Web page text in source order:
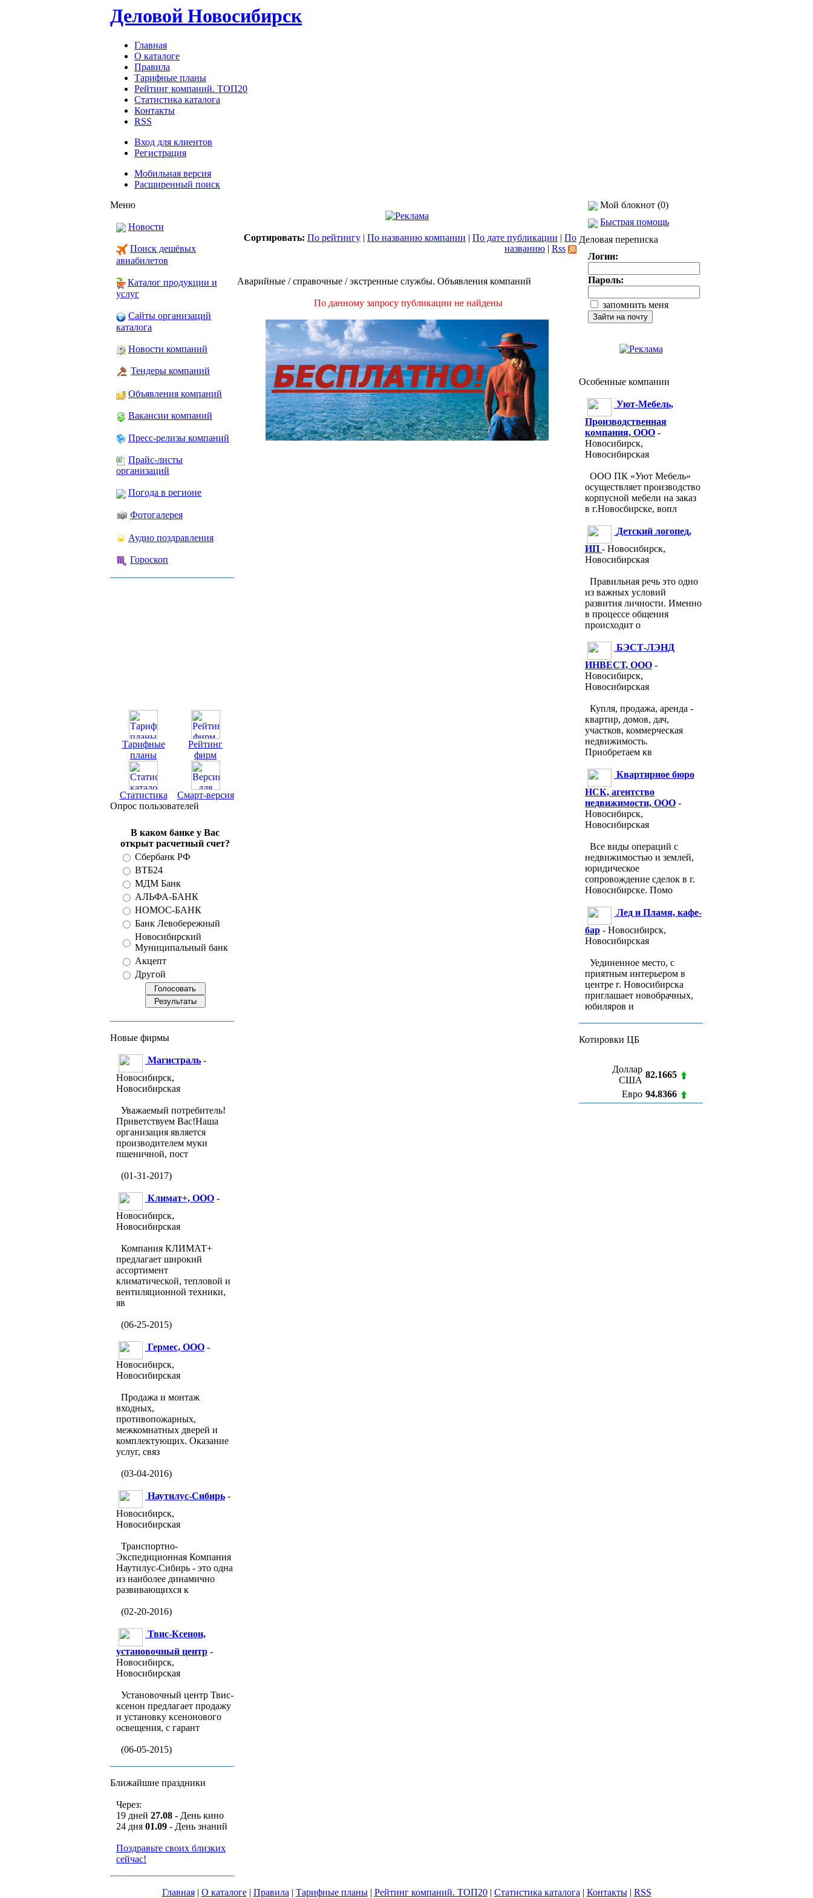
Деловой Новосибирск
Главная
О каталоге
Правила
Тарифные планы
Рейтинг компаний. ТОП20
Статистика каталога
Контакты
RSS
Вход для клиентов
Регистрация
Мобильная версия
Расширенный поиск
Меню
Новости
Поиск дешёвых
авиабилетов
Каталог продукции и
услуг
Сайты организаций
каталога
Новости компаний
Тендеры компаний
Объявления компаний
Вакансии компаний
Пресс-релизы компаний
Прайс-листы
организаций
Погода в регионе
Фотогалерея
Аудио поздравления
Гороскоп
Тарифные
планы
Рейтинг
фирм
Статистика
Смарт-версия
Опрос пользователей
В каком банке у Вас
открыт расчетный счет?
Сбербанк РФ
ВТБ24
МДМ Банк
АЛЬФА-БАНК
НОМОС-БАНК
Банк Левобережный
Новосибирский
Муниципальный банк
Акцепт
Другой
Новые фирмы
Магистраль -
Новосибирск,
Новосибирская
Уважаемый потребитель!
Приветствуем Вас!Наша
организация является
производителем муки
пшеничной, пост
(01-31-2017)
Климат+, ООО -
Новосибирск,
Новосибирская
Компания КЛИМАТ+
предлагает широкий
ассортимент
климатической, тепловой и
вентиляционной техники,
яв
(06-25-2015)
Гермес, ООО -
Новосибирск,
Новосибирская
Продажа и монтаж
входных,
противопожарных,
межкомнатных дверей и
комплектующих. Оказание
услуг, связ
(03-04-2016)
Наутилус-Сибирь -
Новосибирск,
Новосибирская
Транспортно-
Экспедиционная Компания
Наутилус-Сибирь - это одна
из наиболее динамично
развивающихся к
(02-20-2016)
Твис-Ксенон,
установочный центр -
Новосибирск,
Новосибирская
Установочный центр Твис-
ксенон предлагает продажу
и установку ксенонового
освещения, с гарант
(06-05-2015)
Ближайшие праздники
Через:
19 дней 27.08 - День кино
24 дня 01.09 - День знаний
Поздравьте своих близких
сейчас!
Сортировать: По рейтингу | По названию компании | По дате публикации | По
названию | Rss
Аварийные / справочные / экстренные службы. Объявления компаний
По данному запросу публикации не найдены
Мой блокнот (0)
Быстрая помощь
Деловая переписка
Логин:
Пароль:
запомнить меня
Особенные компании
Уют-Мебель,
Производственная
компания, ООО -
Новосибирск,
Новосибирская
ООО ПК «Уют Мебель»
осуществляет производство
корпусной мебели на заказ
в г.Новосбирске, вопл
Детский логопед,
ИП - Новосибирск,
Новосибирская
Правильная речь это одно
из важных условий
развития личности. Именно
в процессе общения
происходит о
БЭСТ-ЛЭНД
ИНВЕСТ, ООО -
Новосибирск,
Новосибирская
Купля, продажа, аренда -
квартир, домов, дач,
участков, коммерческая
недвижимость.
Приобретаем кв
Квартирное бюро
НСК, агентство
недвижимости, ООО -
Новосибирск,
Новосибирская
Все виды операций с
недвижимостью и землей,
юридическое
сопровождение сделок в г.
Новосибирске. Помо
Лед и Пламя, кафе-
бар - Новосибирск,
Новосибирская
Уединенное место, с
приятным интерьером в
центре г. Новосибирска
приглашает новобрачных,
юбиляров и
Котировки ЦБ
Доллар
США
82.1665
Евро 94.8366
Главная| О каталоге| Правила | Тарифные планы| Рейтинг компаний. ТОП20| Статистика каталога | Контакты| RSS